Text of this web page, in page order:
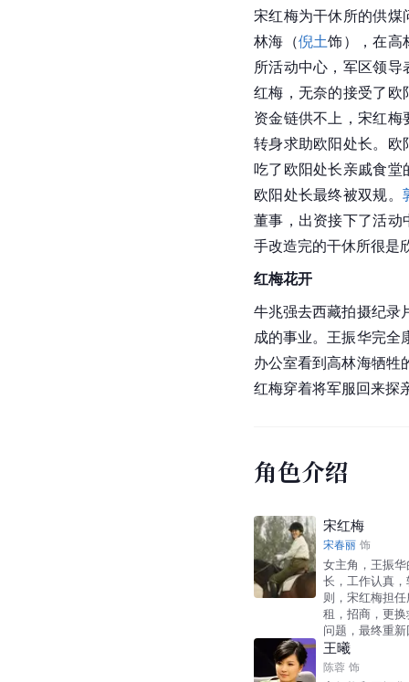
宋红梅为干休所的供煤
林海（倪土饰），在高
所活动中心，军区领
红梅，无奈的接受了欧
资金链供不上，宋红
转身求助欧阳处长。欧
吃了 欧阳处长亲戚食堂
欧阳处长最终被双规。
董事，出资接下了活动
手改造完的干休所很是
红梅花开
牛兆强去西藏拍摄纪录
成的事业。王振华完全
办公室看到高林海牺牲
红梅穿着将军服回来探
角色介绍
宋红梅
宋春丽 饰
女主角，王振
长，工作认真
则，宋红梅担
租，招商，更
问题，最终重
王曦
陈蓉 饰